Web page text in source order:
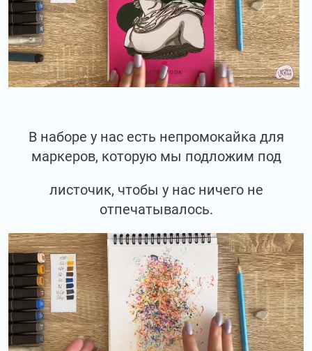
В наборе у нас есть непромокайка для
маркеров, которую мы подложим под
листочик, чтобы у нас ничего не
отпечатывалось.